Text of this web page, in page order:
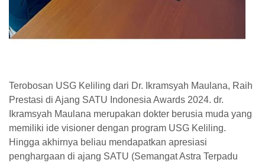
Terobosan USG Keliling dari Dr. Ikramsyah Maulana, Raih
Prestasi di Ajang SATU Indonesia Awards 2024. dr.
Ikramsyah Maulana merupakan dokter berusia muda yang
memiliki ide visioner dengan program USG Keliling.
Hingga akhirnya beliau mendapatkan apresiasi
penghargaan di ajang SATU (Semangat Astra Terpadu